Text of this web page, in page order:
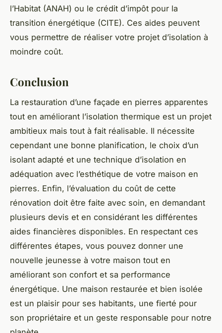
l’Habitat (ANAH) ou le crédit d’impôt pour la
transition énergétique (CITE). Ces aides peuvent
vous permettre de réaliser votre projet d’isolation à
moindre coût.
Conclusion
La restauration d’une façade en pierres apparentes
tout en améliorant l’isolation thermique est un projet
ambitieux mais tout à fait réalisable. Il nécessite
cependant une bonne planification, le choix d’un
isolant adapté et une technique d’isolation en
adéquation avec l’esthétique de votre maison en
pierres. Enfin, l’évaluation du coût de cette
rénovation doit être faite avec soin, en demandant
plusieurs devis et en considérant les différentes
aides financières disponibles. En respectant ces
différentes étapes, vous pouvez donner une
nouvelle jeunesse à votre maison tout en
améliorant son confort et sa performance
énergétique. Une maison restaurée et bien isolée
est un plaisir pour ses habitants, une fierté pour
son propriétaire et un geste responsable pour notre